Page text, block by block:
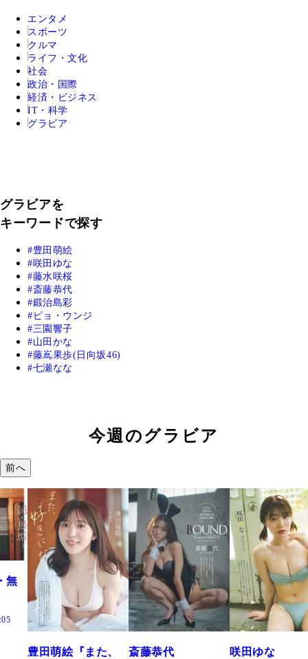
エンタメ
スポーツ
クルマ
ライフ・文化
社会
政治・国際
経済・ビジネス
IT・科学
グラビア
グラビアを
キーワードで探す
豊田萌絵
咲田ゆな
藤水咲桜
斎藤恭代
鍛治島彩
ピョ・ウンジ
三園響子
山田かな
藤嶌果歩(日向坂46)
七瀬なな
今週のグラビア
前へ
斎藤恭代 咲田ゆな 藤水咲桜『花